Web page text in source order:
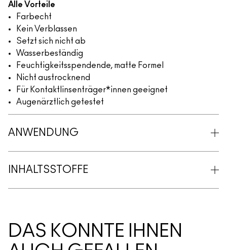
Alle Vorteile
Farbecht
Kein Verblassen
Setzt sich nicht ab
Wasserbeständig
Feuchtigkeitsspendende, matte Formel
Nicht austrocknend
Für Kontaktlinsenträger*innen geeignet
Augenärztlich getestet
ANWENDUNG
INHALTSSTOFFE
DAS KÖNNTE IHNEN